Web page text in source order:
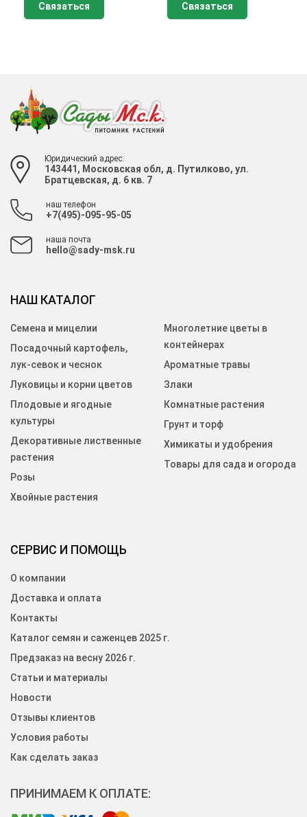
Связаться Связаться
Юридический адрес:
143441, Московская обл, д. Путилково, ул.
Братцевская, д. 6 кв. 7
наш телефон
+7(495)-095-95-05
наша почта
hello@sady-msk.ru
СЕРВИС И ПОМОЩЬ
О компании
Доставка и оплата
Контакты
Каталог семян и саженцев 2025 г.
Предзаказ на весну 2026 г.
Статьи и материалы
Новости
Отзывы клиентов
Условия работы
Как сделать заказ
НАШ КАТАЛОГ
Семена и мицелии
Посадочный картофель,
лук-севок и чеснок
Луковицы и корни цветов
Плодовые и ягодные
культуры
Декоративные лиственные
растения
Розы
Хвойные растения
Многолетние цветы в
контейнерах
Ароматные травы
Злаки
Комнатные растения
Грунт и торф
Химикаты и удобрения
Товары для сада и огорода
ПРИНИМАЕМ К ОПЛАТЕ: